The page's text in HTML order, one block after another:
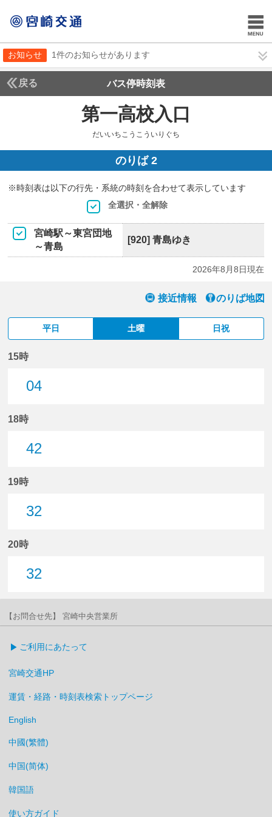
お知らせ 1件のお知らせがあります
戻る バス停時刻表
第一高校入口
だいいちこうこういりぐち
のりば 2
※時刻表は以下の行先・系統の時刻を合わせて表示しています
全選択・全解除
宮崎駅～東宮団地
～青島
[920] 青島ゆき
2026年8月8日現在
接近情報 のりば地図
平日 土曜 日祝
15時
04
18時
42
19時
32
20時
32
【お問合せ先】 宮崎中央営業所
ご利用にあたって
宮崎交通HP
運賃・経路・時刻表検索トップページ
English
中國(繁體)
中国(简体)
韓国語
使い方ガイド